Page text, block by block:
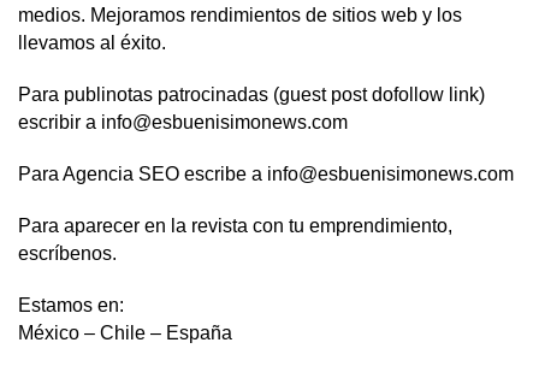
medios. Mejoramos rendimientos de sitios web y los
llevamos al éxito.
Para publinotas patrocinadas (guest post dofollow link)
escribir a info@esbuenisimonews.com
Para Agencia SEO escribe a info@esbuenisimonews.com
Para aparecer en la revista con tu emprendimiento,
escríbenos.
Estamos en:
México – Chile – España